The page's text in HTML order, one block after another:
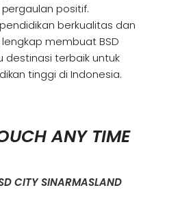
positif.
berkualitas dan
membuat BSD
destinasi terbaik untuk
tinggi di Indonesia.
ANY TIME
CITY SINARMASLAND